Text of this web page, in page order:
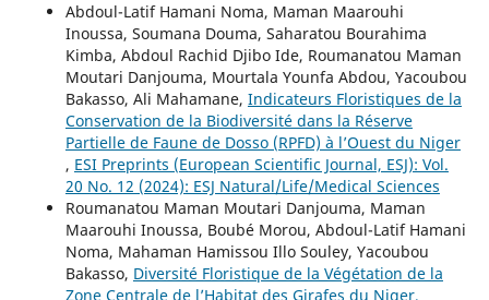
Abdoul-Latif Hamani Noma, Maman Maarouhi
Inoussa, Soumana Douma, Saharatou Bourahima
Kimba, Abdoul Rachid Djibo Ide, Roumanatou Maman
Moutari Danjouma, Mourtala Younfa Abdou, Yacoubou
Bakasso, Ali Mahamane, Indicateurs Floristiques de la
Conservation de la Biodiversité dans la Réserve
Partielle de Faune de Dosso (RPFD) à l’Ouest du Niger
, ESI Preprints (European Scientific Journal, ESJ): Vol.
20 No. 12 (2024): ESJ Natural/Life/Medical Sciences
Roumanatou Maman Moutari Danjouma, Maman
Maarouhi Inoussa, Boubé Morou, Abdoul-Latif Hamani
Noma, Mahaman Hamissou Illo Souley, Yacoubou
Bakasso, Diversité Floristique de la Végétation de la
Zone Centrale de l’Habitat des Girafes du Niger,